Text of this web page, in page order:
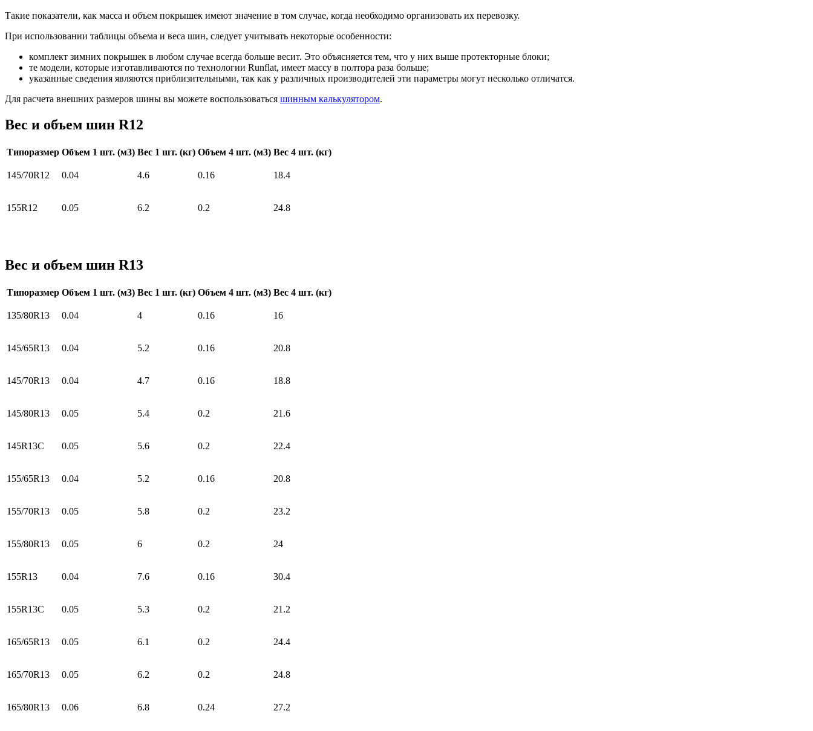
Такие показатели, как масса и объем покрышек имеют значение в том случае, когда необходимо организовать их перевозку.
При использовании таблицы объема и веса шин, следует учитывать некоторые особенности:
комплект зимних покрышек в любом случае всегда больше весит. Это объясняется тем, что у них выше протекторные блоки;
те модели, которые изготавливаются по технологии Runflat, имеет массу в полтора раза больше;
указанные сведения являются приблизительными, так как у различных производителей эти параметры могут несколько отличатся.
Для расчета внешних размеров шины вы можете воспользоваться шинным калькулятором.
Вес и объем шин R12
Типоразмер Объем 1 шт. (м3) Вес 1 шт. (кг) Объем 4 шт. (м3) Вес 4 шт. (кг)
145/70R12 0.04 4.6 0.16 18.4
155R12 0.05 6.2 0.2 24.8
Вес и объем шин R13
Типоразмер Объем 1 шт. (м3) Вес 1 шт. (кг) Объем 4 шт. (м3) Вес 4 шт. (кг)
135/80R13 0.04 4 0.16 16
145/65R13 0.04 5.2 0.16 20.8
145/70R13 0.04 4.7 0.16 18.8
145/80R13 0.05 5.4 0.2 21.6
145R13С 0.05 5.6 0.2 22.4
155/65R13 0.04 5.2 0.16 20.8
155/70R13 0.05 5.8 0.2 23.2
155/80R13 0.05 6 0.2 24
155R13 0.04 7.6 0.16 30.4
155R13C 0.05 5.3 0.2 21.2
165/65R13 0.05 6.1 0.2 24.4
165/70R13 0.05 6.2 0.2 24.8
165/80R13 0.06 6.8 0.24 27.2